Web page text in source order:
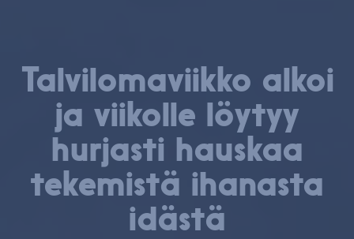
Tal­vi­lo­ma­viik­ko alkoi
ja viikolle löytyy
hurjasti hauskaa
tekemistä ihanasta
idästä